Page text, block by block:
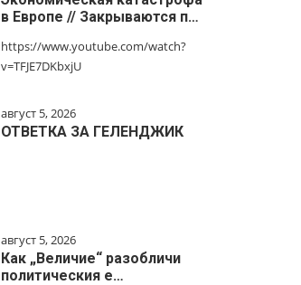
в Европе // Закрываются п…
https://www.youtube.com/watch?
v=TFJE7DKbxjU
август 5, 2026
ОТВЕТКА ЗА ГЕЛЕНДЖИК
август 5, 2026
Как „Величие“ разобличи
политическия е…